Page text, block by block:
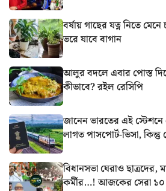
বর্ষায় গাছের যত্ন নিতে
ভরে যাবে বাগান
আলুর বদলে এবার পোস্ত
কীভাবে? রইল রেসিপি
জানেন ভারতের এই
লাগত পাসপোর্ট-ভিসা, কিন্তু
বিধানসভা ঘেরাও
কর্মীর…! আজকের সেরা